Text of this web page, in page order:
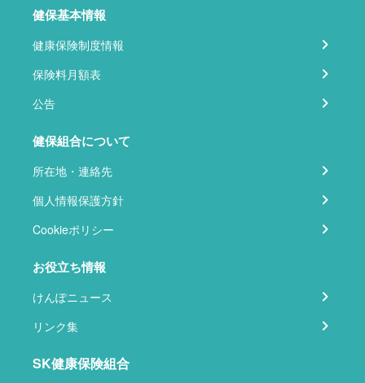
健保基本情報
健康保険制度情報
保険料月額表
公告
健保組合について
所在地・連絡先
個人情報保護方針
Cookieポリシー
お役立ち情報
けんぽニュース
リンク集
SK健康保険組合